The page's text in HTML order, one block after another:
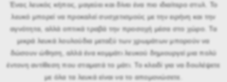
Ένας λευκός κήπος, μαγεύει και δίνει ένα πιο ιδιαίτερο στυλ. Το
λευκό μπορεί να προκαλεί συσχετισμούς με την ειρήνη και την
αγνότητα, αλλά οπτικά τραβά την προσοχή μέσα στο χώρο. Τα
μικρά λευκά λουλούδια μεταξύ των χρωμάτων μπορούν να
δώσουν ώθηση, αλλά ένα κομμάτι λευκού δημιουργεί μια πολύ
έντονη αντίθεση που σταματά το μάτι. Το κλειδί για να δουλέψετε
με όλα τα λευκά είναι να το απομονώσετε.